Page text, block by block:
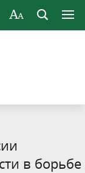
в борьбе